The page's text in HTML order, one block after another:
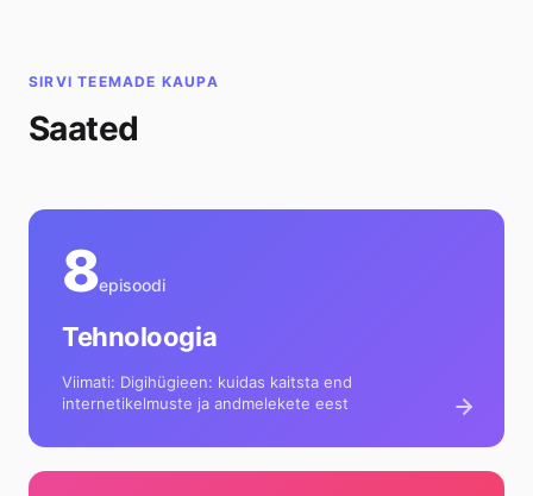
SIRVI TEEMADE KAUPA
Saated
8episoodi
Tehnoloogia
Viimati: Digihügieen: kuidas kaitsta end
internetikelmuste ja andmelekete eest